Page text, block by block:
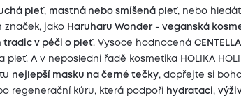
pleť, mastná nebo smíšená pleť, nebo
značek, jako Haruharu Wonder- veganská
tradic v péči o pleť. Vysoce hodnocená
pleť. A v neposlední řadě kosmetika HOLIKA
nejlepší masku na černé tečky, dopřejte si
regenerační kúru, která podpoří hydrataci,